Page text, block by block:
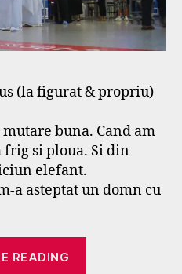
(la figurat & propriu)
buna. Cand am
frig si ploua. Si din
elefant.
a asteptat un domn cu
READING